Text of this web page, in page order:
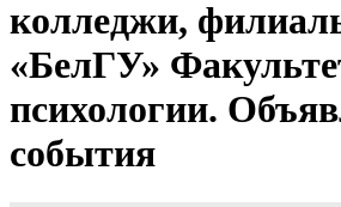
колледжи,
«БелГУ»
психологии.
события